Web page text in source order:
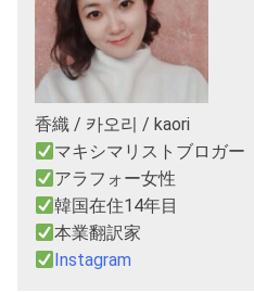
香織 / 카오리 / kaori
マキシマリストブロガー
アラフォー女性
韓国在住14年目
本業翻訳家
Instagram